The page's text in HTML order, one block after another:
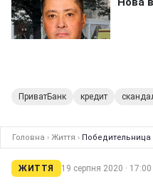
ПриватБанк кредит
Головна › Життя › Победительница
ЖИТТЯ 19 серпня 2020 · 17:00